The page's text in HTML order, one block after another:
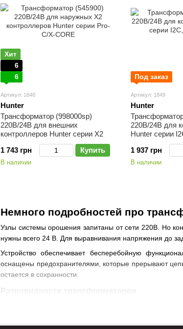
Немного подробностей про
Узлы системы орошения запитаны от сети 220В. Но
нужны всего 24 В. Для выравнивания напряжения до
Устройство обеспечивает бесперебойную
оснащены предохранителями, которые прерывают
остается в сохранности.
Разновидности трансформаторов
Хит
6
6
Артикул: 1848
Hunter
Трансформатор (998000sp)
220В/24В для внешних
контроллеров Hunter серии X2
1 743 грн
Купить
В наличии
Под заказ
Артикул: 1849
Hunter
220В/24В для
Hunter серии
1 937 грн
В наличии